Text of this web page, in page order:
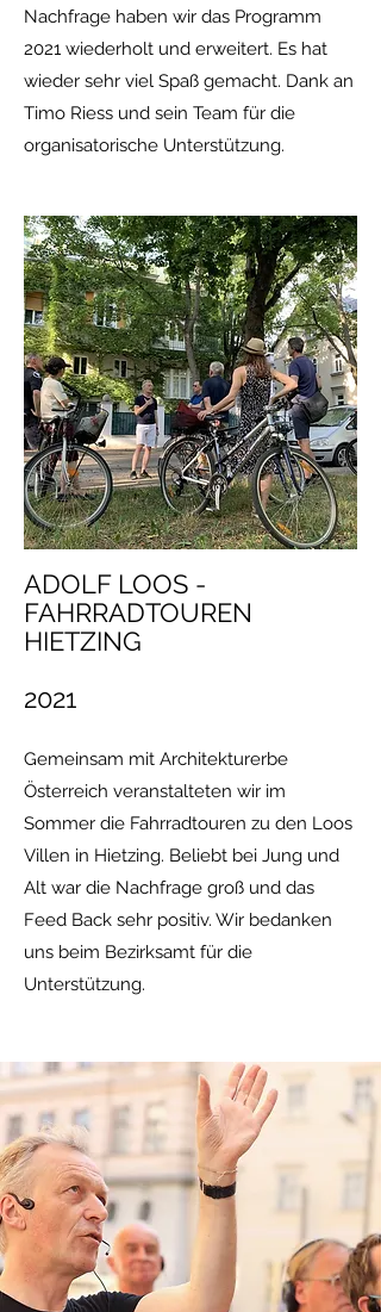
Nachfrage haben wir das Programm
2021 wiederholt und erweitert. Es hat
wieder sehr viel Spaß gemacht. Dank an
Timo Riess und sein Team für die
organisatorische Unterstützung.
ADOLF LOOS -
FAHRRADTOUREN
HIETZING
2021
Gemeinsam mit Architekturerbe
Österreich veranstalteten wir im
Sommer die Fahrradtouren zu den Loos
Villen in Hietzing. Beliebt bei Jung und
Alt war die Nachfrage groß und das
Feed Back sehr positiv. Wir bedanken
uns beim Bezirksamt für die
Unterstützung.